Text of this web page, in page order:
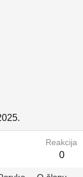
Reakcija
0